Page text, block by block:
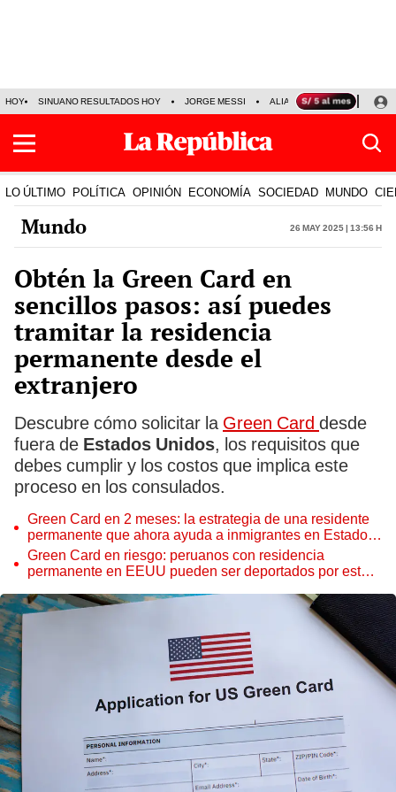
HOY SINUANO RESULTADOS HOY JORGE MESSI ALIANZA LIMA VS SPORT
LO ÚLTIMO POLÍTICA OPINIÓN ECONOMÍA SOCIEDAD MUNDO
Mundo 26 May 2025 | 13:56 h
Obtén la Green Card en
sencillos pasos: así puedes
tramitar la residencia
permanente desde el
extranjero
Descubre cómo solicitar la Green Card desde
fuera de Estados Unidos, los requisitos que
debes cumplir y los costos que implica este
proceso en los consulados.
Green Card en 2 meses: la estrategia de una residente
permanente que ahora ayuda a inmigrantes en Estados
Unidos
Green Card en riesgo: peruanos con residencia
permanente en EEUU pueden ser deportados por estas